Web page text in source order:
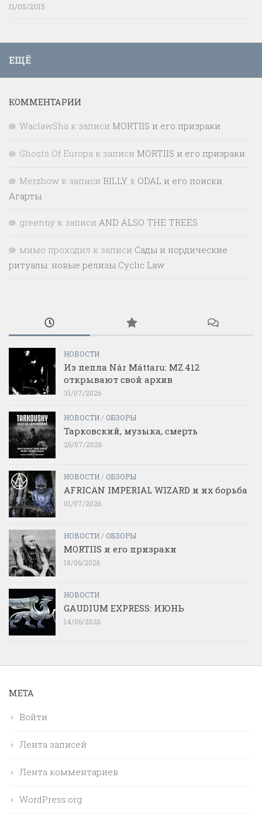
11/05/2015
ЕЩЁ
КОММЕНТАРИИ
WaclawSha к записи MORTIIS и его призраки
Ghosts Of Europa к записи MORTIIS и его призраки
Merzbow к записи BILLY ᛟ ODAL и его поиски
Агарты
greenny к записи AND ALSO THE TREES
мимо проходил к записи Сады и нордические
ритуалы: новые релизы Cyclic Law
НОВОСТИ
Из пепла Nár Máttaru: MZ.412
открывают свой архив
31/07/2026
НОВОСТИ / ОБЗОРЫ
Тарковский, музыка, смерть
26/07/2026
НОВОСТИ / ОБЗОРЫ
AFRICAN IMPERIAL WIZARD и их борьба
01/07/2026
НОВОСТИ / ОБЗОРЫ
MORTIIS и его призраки
18/06/2026
НОВОСТИ
GAUDIUM EXPRESS: ИЮНЬ
14/06/2026
МЕТА
Войти
Лента записей
Лента комментариев
WordPress.org